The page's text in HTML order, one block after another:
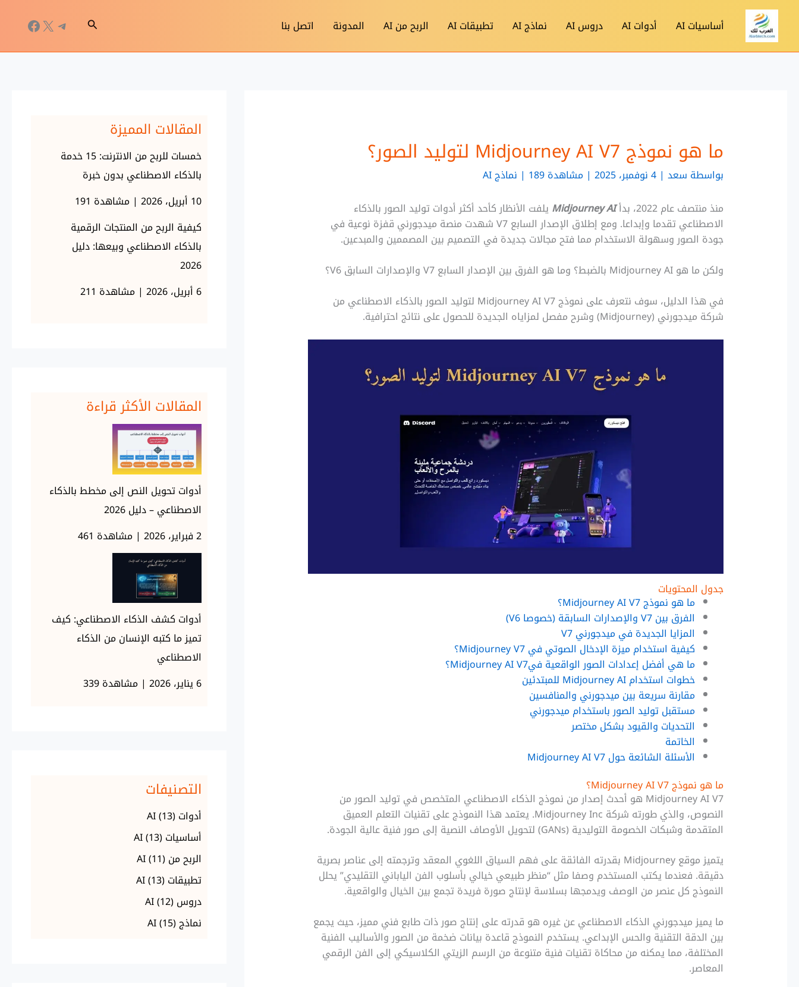
تخطي
المحتوى
أساسيات AI أدوات AI دروس AI نماذج AI تطبيقات AI الربح من AI المدونة اتصل بنا البحث تيليجرام
إكس
ما هو نموذج Midjourney AI V7 لتوليد الصور؟
بواسطة سعد | 4 نوفمبر، 2025 | مشاهدة 189 | نماذج AI
منذ منتصف عام 2022، بدأ
Midjourney AI يلفت الأنظار كأحد أكثر أدوات توليد الصور بالذكاء
الاصطناعي تقدما وإبداعا. ومع إطلاق الإصدار السابع V7 شهدت منصة ميدجورني قفزة نوعية في
جودة الصور وسهولة الاستخدام مما فتح مجالات جديدة في التصميم بين المصممين والمبدعين.
ولكن ما هو Midjourney AI بالضبط؟ وما هو الفرق بين الإصدار السابع V7 والإصدارات السابق V6؟
في هذا الدليل، سوف نتعرف على نموذج Midjourney AI V7 لتوليد الصور بالذكاء الاصطناعي من
شركة ميدجورني (Midjourney) وشرح مفصل لمزاياه الجديدة للحصول على نتائج احترافية.
جدول المحتويات
ما هو نموذج Midjourney AI V7؟
الفرق بين V7 والإصدارات السابقة (خصوصا V6)
المزايا الجديدة في ميدجورني V7
كيفية استخدام ميزة الإدخال الصوتي في Midjourney V7؟
ما هي أفضل إعدادات الصور الواقعية فيMidjourney AI V7؟
خطوات استخدام Midjourney AI للمبتدئين
مقارنة سريعة بين ميدجورني والمنافسين
مستقبل توليد الصور باستخدام ميدجورني
التحديات والقيود بشكل مختصر
الخاتمة
الأسئلة الشائعة حول Midjourney AI V7
ما هو نموذج Midjourney AI V7؟
Midjourney AI V7 هو أحدث إصدار من نموذج الذكاء الاصطناعي المتخصص في توليد الصور من
النصوص، والذي طورته شركة Midjourney Inc. يعتمد هذا النموذج على تقنيات التعلم العميق
المتقدمة وشبكات الخصومة التوليدية (GANs) لتحويل الأوصاف النصية إلى صور فنية عالية الجودة.
يتميز موقع Midjourney بقدرته الفائقة على فهم السياق اللغوي المعقد وترجمته إلى عناصر بصرية
دقيقة. فعندما يكتب المستخدم وصفا مثل “منظر طبيعي خيالي بأسلوب الفن الياباني التقليدي” يحلل
النموذج كل عنصر من الوصف ويدمجها بسلاسة لإنتاج صورة فريدة تجمع بين الخيال والواقعية.
ما يميز ميدجورني الذكاء الاصطناعي عن غيره هو قدرته على إنتاج صور ذات طابع فني مميز، حيث يجمع
بين الدقة التقنية والحس الإبداعي. يستخدم النموذج قاعدة بيانات ضخمة من الصور والأساليب الفنية
المختلفة، مما يمكنه من محاكاة تقنيات فنية متنوعة من الرسم الزيتي الكلاسيكي إلى الفن الرقمي
المعاصر.
المقالات المميزة
خمسات للربح من الانترنت: 15 خدمة
بالذكاء الاصطناعي بدون خبرة
10 أبريل، 2026 | مشاهدة 191
كيفية الربح من المنتجات الرقمية
بالذكاء الاصطناعي وبيعها: دليل
2026
6 أبريل، 2026 | مشاهدة 211
المقالات الأكثر قراءة
أدوات تحويل النص إلى مخطط بالذكاء
الاصطناعي – دليل 2026
2 فبراير، 2026 | مشاهدة 461
أدوات كشف الذكاء الاصطناعي: كيف
تميز ما كتبه الإنسان من الذكاء
الاصطناعي
6 يناير، 2026 | مشاهدة 339
التصنيفات
أدوات AI(13)
أساسيات AI(13)
الربح من AI(11)
تطبيقات AI(13)
دروس AI(12)
نماذج AI(15)